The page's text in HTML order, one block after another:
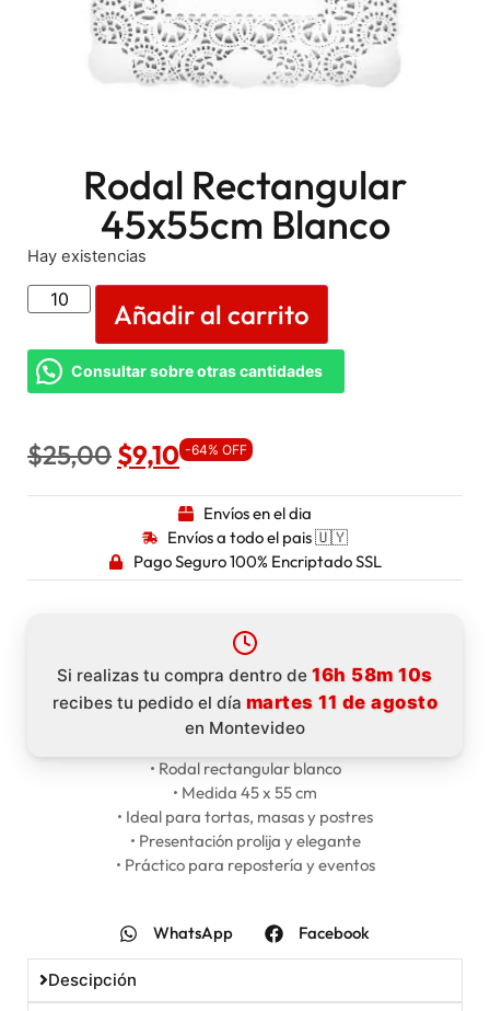
Rodal Rectangular
45x55cm Blanco
Hay existencias
Añadir al carrito
Consultar sobre otras cantidades
$25,00 $9,10 -64% OFF
Envíos en el dia
Envíos a todo el pais 🇺🇾
Pago Seguro 100% Encriptado SSL
Si realizas tu compra dentro de16h 58m 10s
recibes tu pedido el día martes 11 de agosto
en Montevideo
• Rodal rectangular blanco
• Medida 45 x 55 cm
• Ideal para tortas, masas y postres
• Presentación prolija y elegante
• Práctico para repostería y eventos
WhatsApp Facebook
Descipción